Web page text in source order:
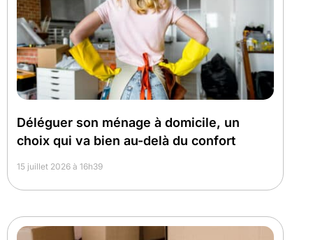
Déléguer son ménage à domicile, un
choix qui va bien au-delà du confort
15 juillet 2026 à 16h39